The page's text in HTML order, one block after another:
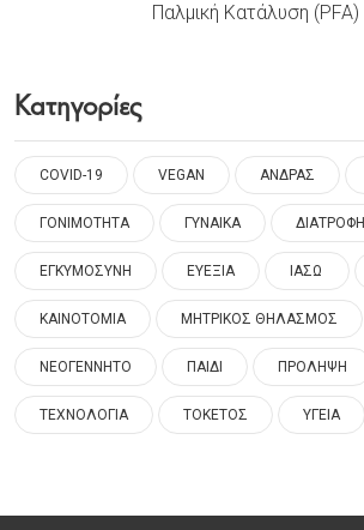
Παλμική Κατάλυση (PFA)
Κατηγορίες
COVID-19 VEGAN ΑΝΔΡΑΣ
ΓΟΝΙΜΟΤΗΤΑ ΓΥΝΑΙΚΑ ΔΙΑΤΡΟΦΗ
ΕΓΚΥΜΟΣΥΝΗ ΕΥΕΞΙΑ ΙΑΣΩ
ΚΑΙΝΟΤΟΜΙΑ ΜΗΤΡΙΚΟΣ ΘΗΛΑΣΜΟΣ
ΝΕΟΓΕΝΝΗΤΟ ΠΑΙΔΙ ΠΡΟΛΗΨΗ
ΤΕΧΝΟΛΟΓΙΑ ΤΟΚΕΤΟΣ ΥΓΕΙΑ